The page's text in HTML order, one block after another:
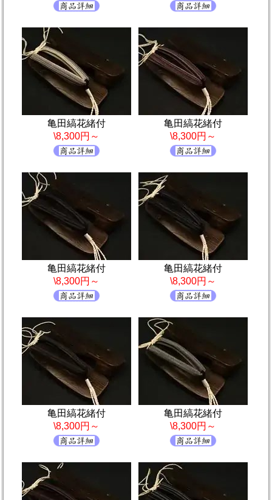
亀田縞花緒付
\8,300円～
亀田縞花緒付
\8,300円～
亀田縞花緒付
\8,300円～
亀田縞花緒付
\8,300円～
亀田縞花緒付
\8,300円～
亀田縞花緒付
\8,300円～